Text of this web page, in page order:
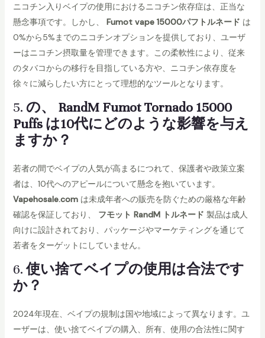
ニコチン入りベイプの使用におけるニコチン依存症は、正当な
懸念事項です。しかし、 Fumot vape 15000パフトルネード は
0%から5%までのニコチンオプションを提供しており、ユーザ
ーはニコチン摂取量を管理できます。この柔軟性により、従来
のタバコからの移行を目指している方や、ニコチン依存度を
徐々に減らしたい方にとって理想的なツールとなります。
5. の、 RandM Fumot Tornado 15000
Puffs は10代にどのような影響を与え
ますか？
若者の間でベイプの人気が高まるにつれて、保護者や政策立案
者は、10代へのアピールについて懸念を抱いています。
Vapehosale.comは未成年者への販売を防ぐための厳格な年齢
確認を保証しており、 フモット RandM トルネード 製品は成人
向けに設計されており、パッケージやマーケティングを通じて
若者をターゲットにしていません。
6.使い捨てベイプの使用は合法です
か？
2024年現在、ベイプの規制は国や地域によって異なります。ユ
ーザーは、使い捨てベイプの購入、所有、使用の合法性に関す